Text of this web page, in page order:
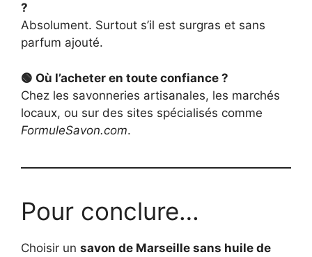
?
Absolument. Surtout s’il est surgras et sans
parfum ajouté.
🟢 Où l’acheter en toute confiance ?
Chez les savonneries artisanales, les marchés
locaux, ou sur des sites spécialisés comme
FormuleSavon.com.
Pour conclure…
Choisir un savon de Marseille sans huile de